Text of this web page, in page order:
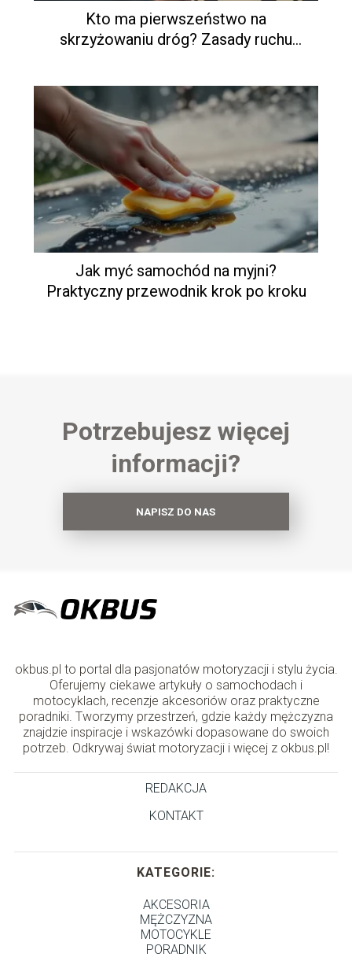
Kto ma pierwszeństwo na
skrzyżowaniu dróg? Zasady ruchu
Jak myć samochód na myjni?
Praktyczny przewodnik krok po kroku
Potrzebujesz więcej
informacji?
NAPISZ DO NAS
okbus.pl to portal dla pasjonatów motoryzacji i stylu życia.
Oferujemy ciekawe artykuły o samochodach i
motocyklach, recenzje akcesoriów oraz praktyczne
poradniki. Tworzymy przestrzeń, gdzie każdy mężczyzna
znajdzie inspiracje i wskazówki dopasowane do swoich
potrzeb. Odkrywaj świat motoryzacji i więcej z okbus.pl!
REDAKCJA
KONTAKT
KATEGORIE:
AKCESORIA
MĘŻCZYZNA
MOTOCYKLE
PORADNIK